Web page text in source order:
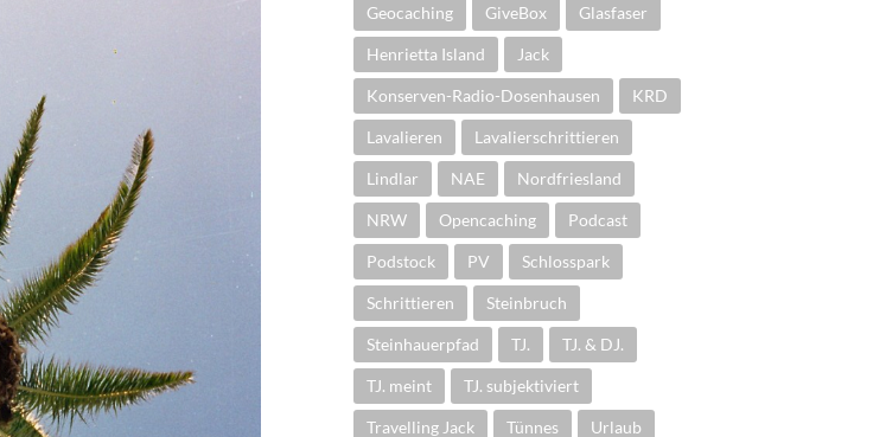
Geocaching GiveBox Glasfaser
Henrietta Island Jack
Konserven-Radio-Dosenhausen KRD
Lavalieren Lavalierschrittieren
Lindlar NAE Nordfriesland
NRW Opencaching Podcast
Podstock PV Schlosspark
Schrittieren Steinbruch
Steinhauerpfad TJ. TJ. & DJ.
TJ. meint TJ. subjektiviert
Travelling Jack Tünnes Urlaub